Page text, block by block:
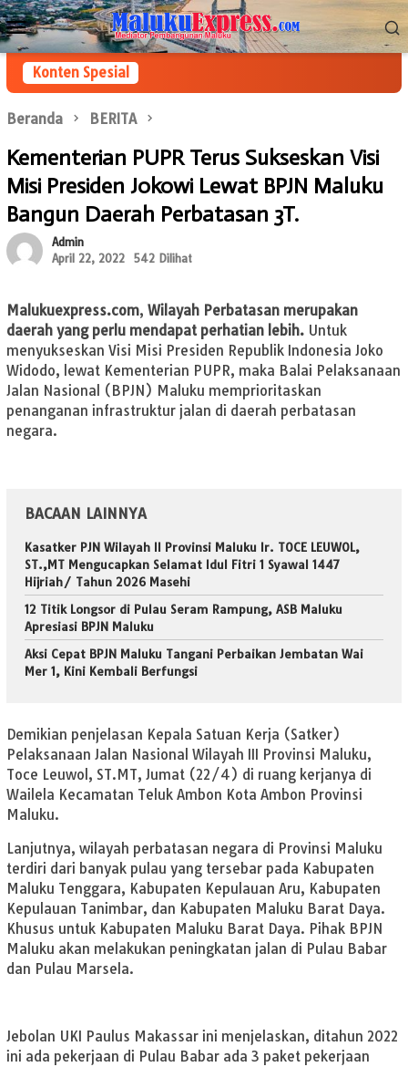
Loncat
ke
konten
Menu
Mobile
Konten Spesial
Beranda BERITA
Kementerian PUPR Terus Sukseskan Visi
Misi Presiden Jokowi Lewat BPJN Maluku
Bangun Daerah Perbatasan 3T.
Admin
April 22, 2022
542 Dilihat
Malukuexpress.com, Wilayah Perbatasan merupakan
daerah yang perlu mendapat perhatian lebih. Untuk
menyukseskan Visi Misi Presiden Republik Indonesia Joko
Widodo, lewat Kementerian PUPR, maka Balai Pelaksanaan
Jalan Nasional (BPJN) Maluku memprioritaskan
penanganan infrastruktur jalan di daerah perbatasan
negara.
BACAAN LAINNYA
Kasatker PJN Wilayah II Provinsi Maluku Ir. TOCE LEUWOL,
ST.,MT Mengucapkan Selamat Idul Fitri 1 Syawal 1447
Hijriah/ Tahun 2026 Masehi
12 Titik Longsor di Pulau Seram Rampung, ASB Maluku
Apresiasi BPJN Maluku
Aksi Cepat BPJN Maluku Tangani Perbaikan Jembatan Wai
Mer 1, Kini Kembali Berfungsi
Demikian penjelasan Kepala Satuan Kerja (Satker)
Pelaksanaan Jalan Nasional Wilayah III Provinsi Maluku,
Toce Leuwol, ST.MT, Jumat (22/4) di ruang kerjanya di
Wailela Kecamatan Teluk Ambon Kota Ambon Provinsi
Maluku.
Lanjutnya, wilayah perbatasan negara di Provinsi Maluku
terdiri dari banyak pulau yang tersebar pada Kabupaten
Maluku Tenggara, Kabupaten Kepulauan Aru, Kabupaten
Kepulauan Tanimbar, dan Kabupaten Maluku Barat Daya.
Khusus untuk Kabupaten Maluku Barat Daya. Pihak BPJN
Maluku akan melakukan peningkatan jalan di Pulau Babar
dan Pulau Marsela.
Jebolan UKI Paulus Makassar ini menjelaskan, ditahun 2022
ini ada pekerjaan di Pulau Babar ada 3 paket pekerjaan